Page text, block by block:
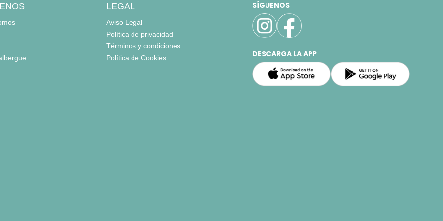
pelo,
LEGAL
Aviso Legal
Política de privacidad
Términos y condiciones
Política de Cookies
SÍGUENOS
DESCARGA LA APP